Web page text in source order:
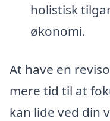
holistisk
økonomi.
At have en
mere tid til at
kan lide ved din